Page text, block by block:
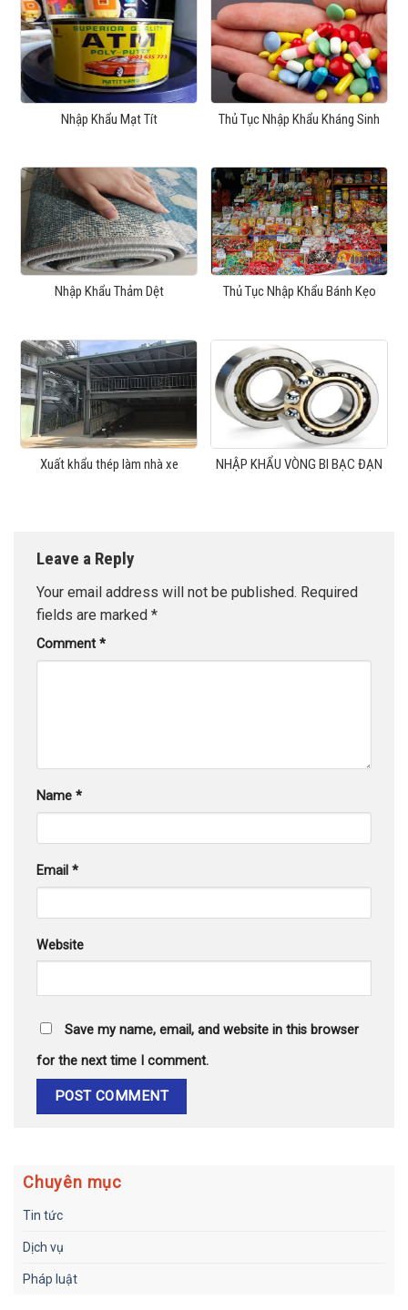
Nhập Khẩu Mạt Tít Thủ Tục Nhập Khẩu Kháng Sinh
Nhập Khẩu Thảm Dệt Thủ Tục Nhập Khẩu Bánh Kẹo
Xuất khẩu thép làm nhà xe NHẬP KHẨU VÒNG BI BẠC ĐẠN
Leave a Reply
Your email address will not be published. Required
fields are marked *
Comment *
Name *
Email *
Website
Save my name, email, and website in this browser
for the next time I comment.
Chuyên mục
Tin tức
Dịch vụ
Pháp luật